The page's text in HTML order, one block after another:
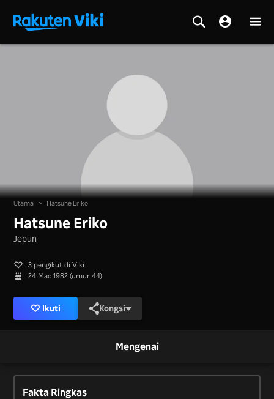
Utama > Hatsune Eriko
Hatsune Eriko
Jepun
3 pengikut di Viki
24 Mac 1982 (umur 44)
Ikuti Kongsi
Mengenai
Fakta Ringkas